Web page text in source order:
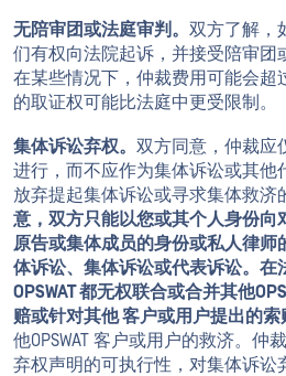
无陪审团或法庭审判。 双方了解，
们有权向法院起诉，并接受陪审团
在某些情况下，仲裁费用可能会超
的取证权可能比法庭中更受限制。
集体诉讼弃权。 双方同意，仲裁应
进行，而不应作为集体诉讼或其他
放弃提起集体诉讼或寻求集体救济
意，双方只能以您或其个人身份向
原告或集体成员的身份或私人律师
体诉讼、集体诉讼或代表诉讼。在
OPSWAT 都无权联合或合并其他
赔或针对其他 客户或用户提出的索
他OPSWAT 客户或用户的救济。仲
弃权声明的可执行性，对集体诉讼